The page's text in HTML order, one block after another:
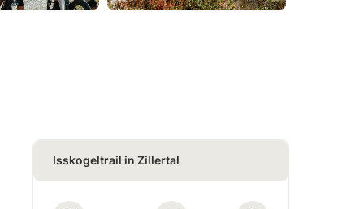
Isskogeltrail in Zillertal